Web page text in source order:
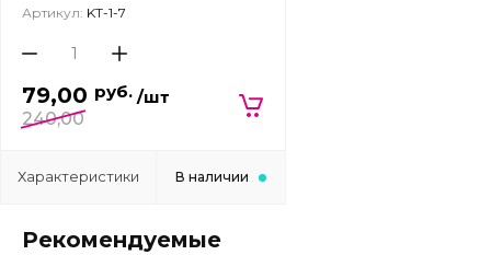
Артикул: KT-1-7
79,00 руб. /шт
240,00
Характеристики В наличии
Рекомендуемые